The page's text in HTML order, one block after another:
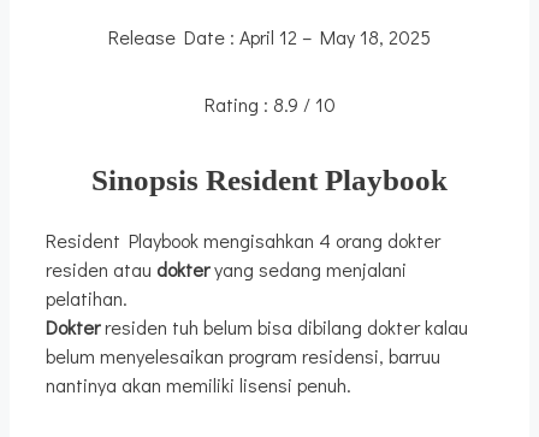
Release Date : April 12 – May 18, 2025
Rating : 8.9 / 10
Sinopsis Resident Playbook
Resident Playbook mengisahkan 4 orang dokter
residen atau dokteryang sedang menjalani
pelatihan.
Dokterresiden tuh belum bisa dibilang dokter kalau
belum menyelesaikan program residensi, barruu
nantinya akan memiliki lisensi penuh.